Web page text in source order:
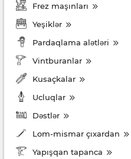
Frez maşınları
Yeşiklər
Pardaqlama alətləri
Vintburanlar
Kusaçkalar
Ucluqlar
Dəstlər
Lom-mismar çıxardan
Yapışqan tapanca